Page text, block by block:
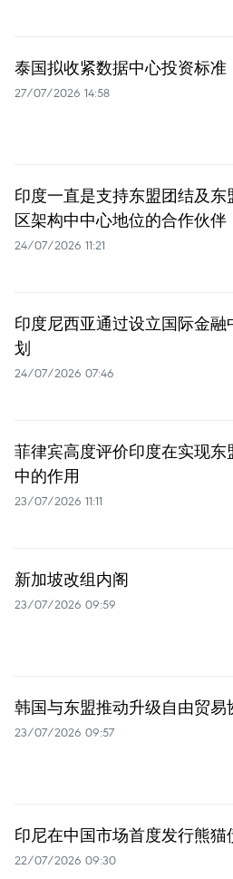
泰国拟收紧数据中心投资标准
27/07/2026 14:58
印度一直是支持东盟团结及东
区架构中中心地位的合作伙伴
24/07/2026 11:21
印度尼西亚通过设立国际金融
划
24/07/2026 07:46
菲律宾高度评价印度在实现东
中的作用
23/07/2026 11:11
新加坡改组内阁
23/07/2026 09:59
韩国与东盟推动升级自由贸易
23/07/2026 09:57
印尼在中国市场首度发行熊猫
22/07/2026 09:30